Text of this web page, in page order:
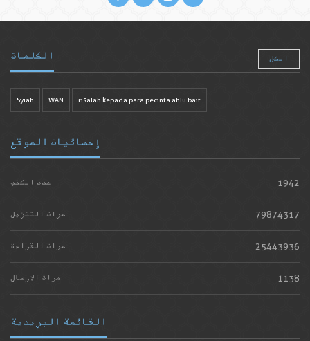
الكلمات الكل
Syiah WAN risalah kepada para pecinta ahlu bait
إحصائيات الموقع
عدد الكتب 1942
مرات التنزيل 79874317
مرات القراءة 25443936
مرات الارسال 1138
القائمة البريدية